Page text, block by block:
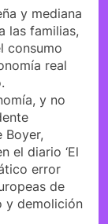
y mediana
las familias,
consumo
real
y no
Boyer,
el diario ‘El
error
de
y demolición